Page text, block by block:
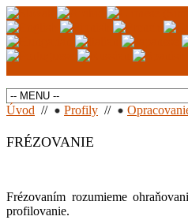
Úvod // Profily //
FRÉZOVANIE
Frézovaním rozumieme
profilovanie.